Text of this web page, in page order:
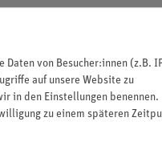
Unser Angebot richtet sich
Bildungseinrichtungen
Vertragshändler. Kein
nicht autorisierte
HINWEIS: Bitte beachten
von Besucher:innen (z.B.
auf unsere Website zu
in den Einstellungen benennen.
zu einem späteren